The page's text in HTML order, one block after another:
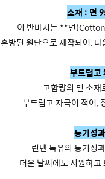
소재 : 면
이 반바지는 **면
혼방된 원단으로 제작되어,
부드럽고
고함량의 면 소재
부드럽고 자극이 적어,
통기성
린넨 특유의 통기성
더운 날씨에도 시원하